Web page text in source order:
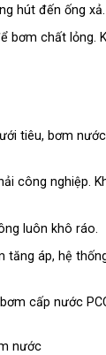
hút đến ống xả.
bơm chất lỏng.
tiêu, bơm
công nghiệp.
luôn khô ráo.
áp, hệ
cấp nước